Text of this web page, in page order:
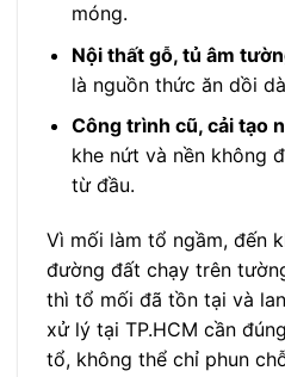
móng.
Nội thất gỗ, tủ âm
là nguồn thức ăn dồi
Công trình cũ, cải tạo
khe nứt và nền không
từ đầu.
Vì mối làm tổ ngầm, đến
đường đất chạy trên
thì tổ mối đã tồn tại và
xử lý tại TP.HCM cần
tổ, không thể chỉ phun